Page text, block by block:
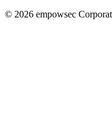
© 2026 empowsec